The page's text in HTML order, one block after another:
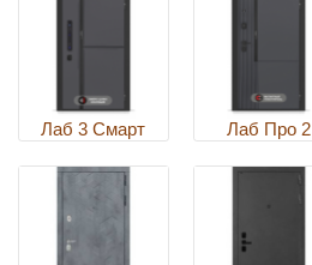
Лаб 3 Смарт Лаб Про 2